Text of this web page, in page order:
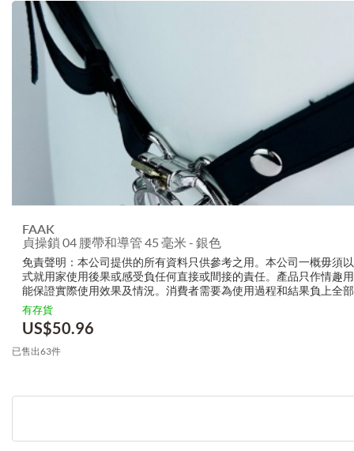
FAAK
貞操鎖 04 腰帶和導管 45 毫米 - 銀色
免責聲明：本公司提供的所有資料只供參考之用。本公司一概毋須
式就用家使用後果或感受負任何直接或間接的責任。產品只作情趣
能保證實際使用效果及情況。消費者需要為使用過程和結果負上全
生產商無需要以任何方式為任何直接或間接的失誤負責，包括但不
的損毀，受傷或者任何傷害。
有存貨
US$50.96
已售出63件